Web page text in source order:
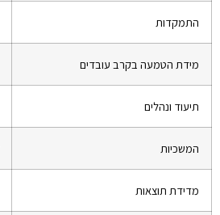
התמקדות
מידת הטמעה בקרב עובדים
תיעוד ונהלים
המשכיות
מדידת תוצאות